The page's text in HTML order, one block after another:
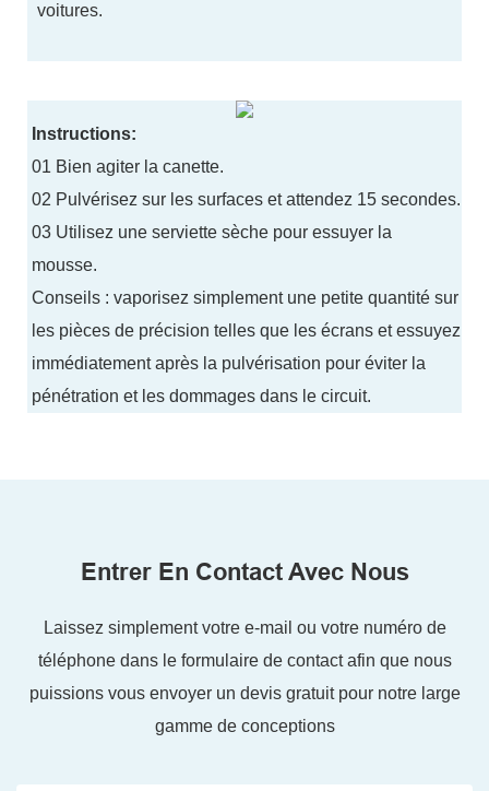
voitures.
Instructions:
01 Bien agiter la canette.
02 Pulvérisez sur les surfaces et attendez 15 secondes.
03 Utilisez une serviette sèche pour essuyer la
mousse.
Conseils : vaporisez simplement une petite quantité sur
les pièces de précision telles que les écrans et essuyez
immédiatement après la pulvérisation pour éviter la
pénétration et les dommages dans le circuit.
Entrer En Contact Avec Nous
Laissez simplement votre e-mail ou votre numéro de
téléphone dans le formulaire de contact afin que nous
puissions vous envoyer un devis gratuit pour notre large
gamme de conceptions